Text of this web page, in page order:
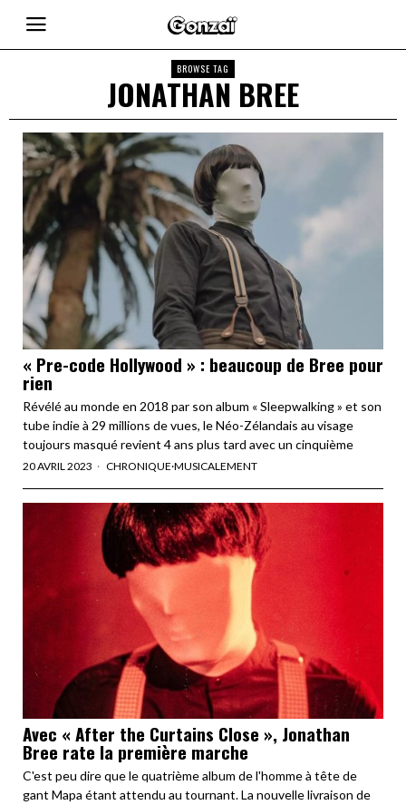
BROWSE TAG
JONATHAN BREE
« Pre-code Hollywood » : beaucoup de Bree pour
rien
Révélé au monde en 2018 par son album « Sleepwalking » et son
tube indie à 29 millions de vues, le Néo-Zélandais au visage
toujours masqué revient 4 ans plus tard avec un cinquième
20 AVRIL 2023 CHRONIQUE·MUSICALEMENT
Avec « After the Curtains Close », Jonathan
Bree rate la première marche
C'est peu dire que le quatrième album de l'homme à tête de
gant Mapa étant attendu au tournant. La nouvelle livraison de